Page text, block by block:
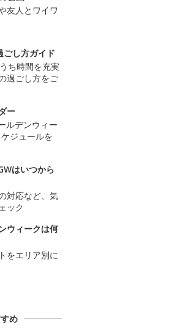
友人とワイワ
ごし方ガイド
ち時間を充実
過ごし方をご
ー
ルデンウィー
ジュールを
はいつから
対応など、気
ック
ウィークは何
をエリア別に
め